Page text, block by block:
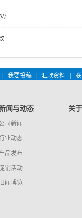
我要投稿 汇款资料
闻与动态
公司新闻
业动态
产品发布
销活动
旧闻博览
关